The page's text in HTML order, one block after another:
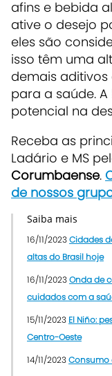
afins e bebida
ative o desejo
eles são
isso têm uma
demais
para a saúde.
potencial na
Receba as
Ladário e MS
Corumbaense.
de nossos
Saiba mais
16/11/2023Cidades
altas do Brasil hoje
16/11/2023Onda de
cuidados com a
15/11/2023 El Niño:
Centro-Oeste
14/11/2023Consumo